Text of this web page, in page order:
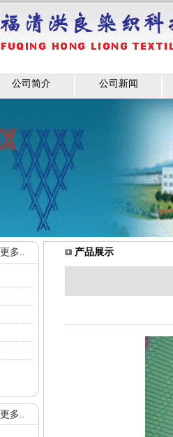
公司简介 公司新闻
更多..
更多..
产品展示